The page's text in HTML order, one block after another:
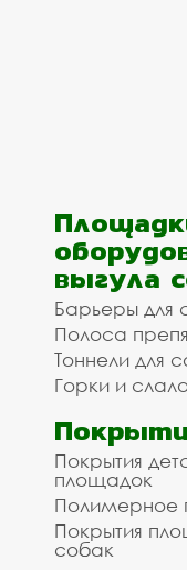
выгула
Барьеры для
Полоса
Тоннели для
Горки и
Покрытия
площадок
Полимерное
Покрытия
собак